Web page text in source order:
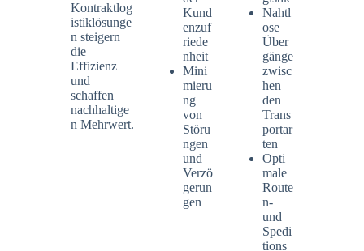
Kontraktlog
istiklösunge
n steigern
die
Effizienz
und
schaffen
nachhaltige
n Mehrwert.
Kund
enzuf
riede
nheit
Mini
mieru
ng
von
Störu
ngen
und
Verzö
gerun
gen
Nahtl
ose
Über
gänge
zwisc
hen
den
Trans
portar
ten
Opti
male
Route
n-
und
Spedi
tions